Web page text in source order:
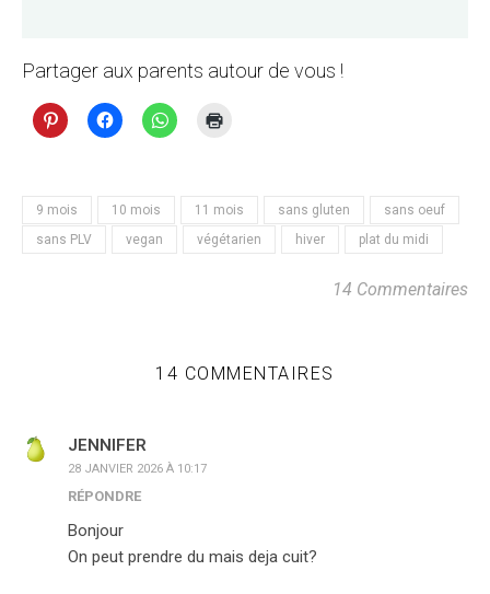
Partager aux parents autour de vous !
9 mois 10 mois 11 mois sans gluten
sans oeuf
sans PLV
vegan végétarien hiver plat du midi
14 Commentaires
14 COMMENTAIRES
JENNIFER
28 JANVIER 2026 À 10:17
RÉPONDRE
Bonjour
On peut prendre du mais deja cuit?